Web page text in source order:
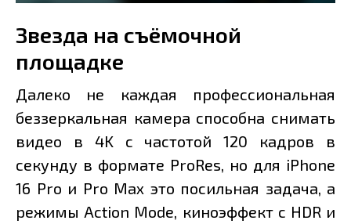
Звезда на съёмочной
площадке
Далеко не каждая профессиональная
беззеркальная камера способна снимать
видео в 4K с частотой 120 кадров в
секунду в формате ProRes, но для iPhone
16 Pro и Pro Max это посильная задача, а
режимы Action Mode, киноэффект с HDR и